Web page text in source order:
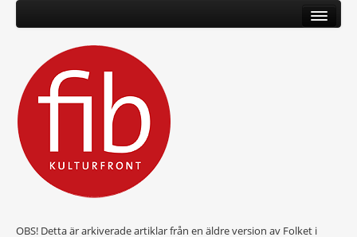
OBS! Detta är arkiverade artiklar från en äldre version av Folket i